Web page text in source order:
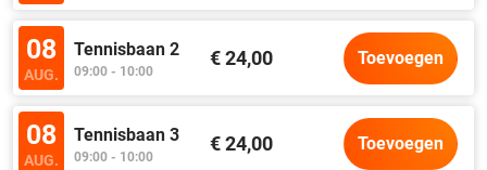
08
AUG.
Tennisbaan 2
09:00 - 10:00
€ 24,00 Toevoegen
08
AUG.
Tennisbaan 3
09:00 - 10:00
€ 24,00 Toevoegen